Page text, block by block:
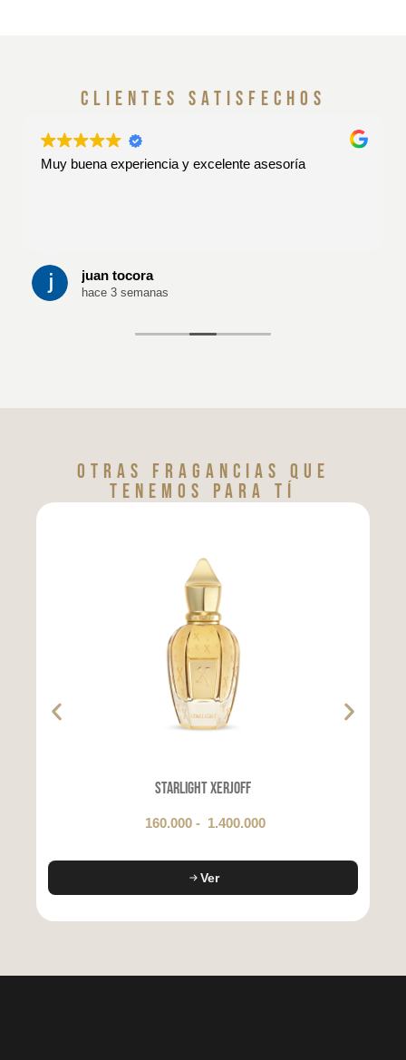
clientes satisfechos
Muy buena experiencia y excelente asesoría
juan tocora
hace 3 semanas
Otras fragancias que
tenemos para tí
Starlight Xerjoff
160.000 - 1.400.000
Ver